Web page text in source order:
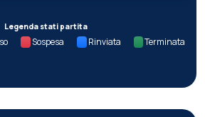
Legenda stati partita
Sospesa Rinviata Terminata